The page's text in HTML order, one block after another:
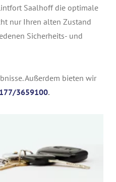
Saalhoff die optimale
nur Ihren alten Zustand
Sicherheits- und
Außerdem bieten wir
3659100.